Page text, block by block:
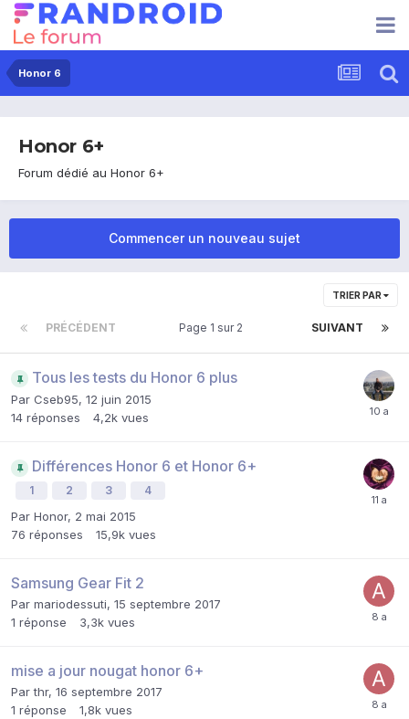
Honor 6
Honor 6+
Forum dédié au Honor 6+
Commencer un nouveau sujet
TRIER PAR
PRÉCÉDENT SUIVANT
Page 1 sur 2
Tous les tests du Honor 6 plus
Par Cseb95, 12 juin 2015
14 réponses 4,2k vues
Différences Honor 6 et Honor 6+
1 2 3 4
Par Honor, 2 mai 2015
76 réponses 15,9k vues
Samsung Gear Fit 2
Par mariodessuti, 15 septembre 2017
1 réponse 3,3k vues
mise a jour nougat honor 6+
Parthr, 16 septembre 2017
1 réponse 1,8k vues